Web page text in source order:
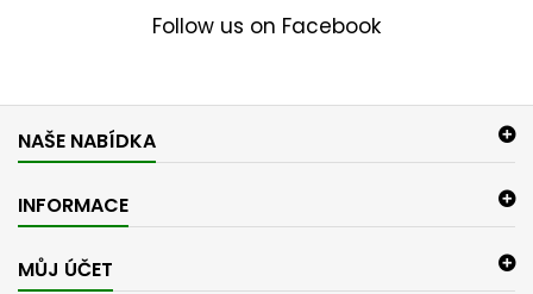
Follow us on Facebook
NAŠE NABÍDKA
INFORMACE
MŮJ ÚČET